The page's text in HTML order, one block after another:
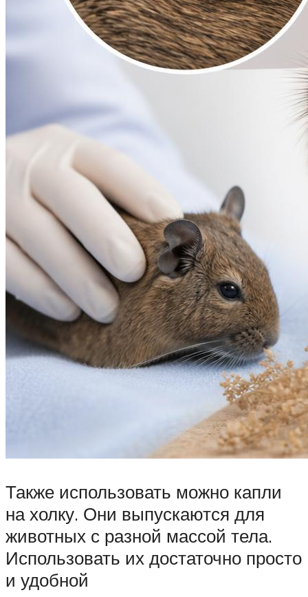
Также использовать можно капли
на холку. Они выпускаются для
животных с разной массой тела.
Использовать их достаточно просто
и удобной